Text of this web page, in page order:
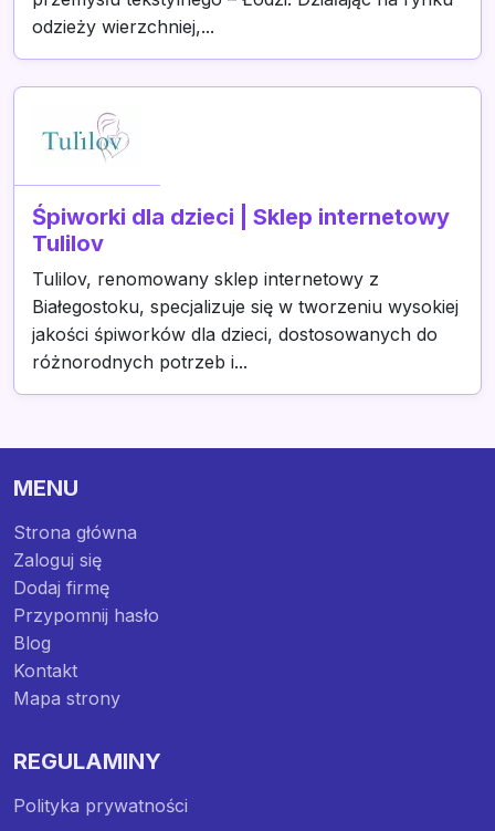
odzieży wierzchniej,...
Śpiworki dla dzieci | Sklep internetowy
Tulilov
Tulilov, renomowany sklep internetowy z
Białegostoku, specjalizuje się w tworzeniu wysokiej
jakości śpiworków dla dzieci, dostosowanych do
różnorodnych potrzeb i...
MENU
Strona główna
Zaloguj się
Dodaj firmę
Przypomnij hasło
Blog
Kontakt
Mapa strony
REGULAMINY
Polityka prywatności